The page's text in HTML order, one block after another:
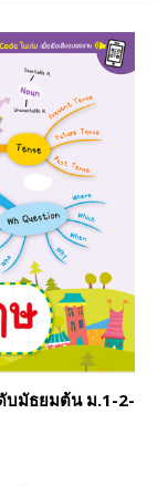
บมัธยมต้น ม.1-2-